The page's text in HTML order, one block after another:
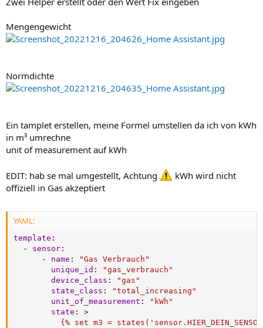
Mengengewicht
Normdichte
Ein tamplet erstellen, meine Formel umstellen da ich von kWh
in m³ umrechne
unit of measurement auf kWh
EDIT: hab se mal umgestellt, Achtung
kWh wird nicht
offiziell in Gas akzeptiert
YAML:
template :
-
sensor :
-
name :
"Gas Verbrauch"
unique_id :
"gas_verbrauch"
device_class :
"gas"
state_class :
"total_increasing"
unit_of_measurement :
"kWh"
state :
>
{% set m3 =